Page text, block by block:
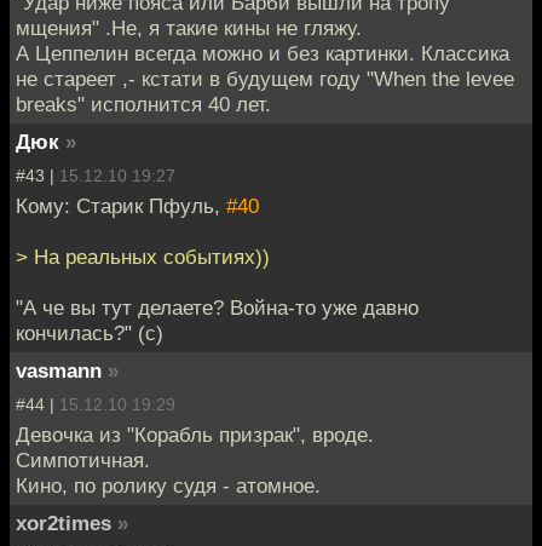
мщения" .Не, я такие кины не гляжу.
А Цеппелин всегда можно и без картинки. Классика
не стареет ,- кстати в будущем году "When the levee
breaks" исполнится 40 лет.
Дюк »
#43 | 15.12.10 19:27
Кому: Старик Пфуль, #40
> На реальных событиях))
"А че вы тут делаете? Война-то уже давно
кончилась?" (с)
vasmann »
#44 | 15.12.10 19:29
Девочка из "Корабль призрак", вроде.
Симпотичная.
Кино, по ролику судя - атомное.
xor2times »